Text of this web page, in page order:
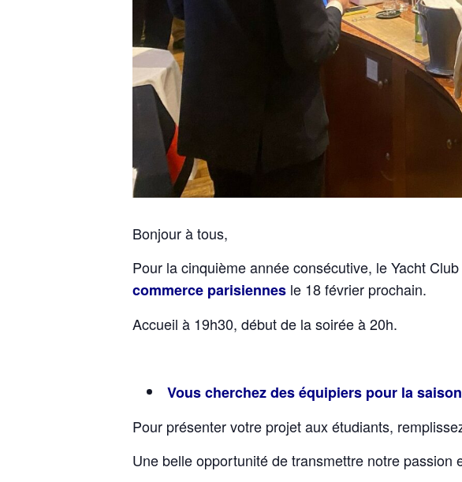
Bonjour à tous,
Pour la cinquième année consécutive, le Yacht
commerce parisiennes le 18 février prochain.
Accueil à 19h30, début de la soirée à 20h.
Vous cherchez des équipiers pour la
Pour présenter votre projet aux étudiants,
Une belle opportunité de transmettre notre passion